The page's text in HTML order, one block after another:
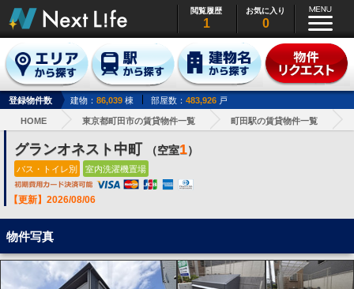
閲覧履歴
1
お気に入り
0
登録物件数 建物： 86,039 棟 部屋数： 483,926 戸
HOME 東京都町田市の賃貸物件一覧 町田駅の賃貸物件一覧
グランオネスト中町 （空室1）
バス・トイレ別 室内洗濯機置場
【更新】2026/08/06
物件写真